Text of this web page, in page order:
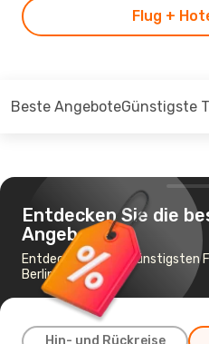
Flug +
Beste AngeboteGünstigste
Entdecken Sie die
Angebote
Entdecken Sie die günstigsten
Berlin nach Nizza
Hin- und Rückreise